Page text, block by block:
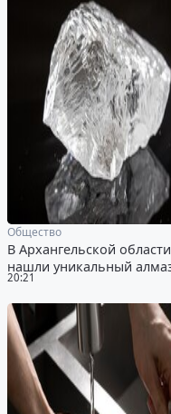
20:21
Общество
В Архангельской области
нашли уникальный